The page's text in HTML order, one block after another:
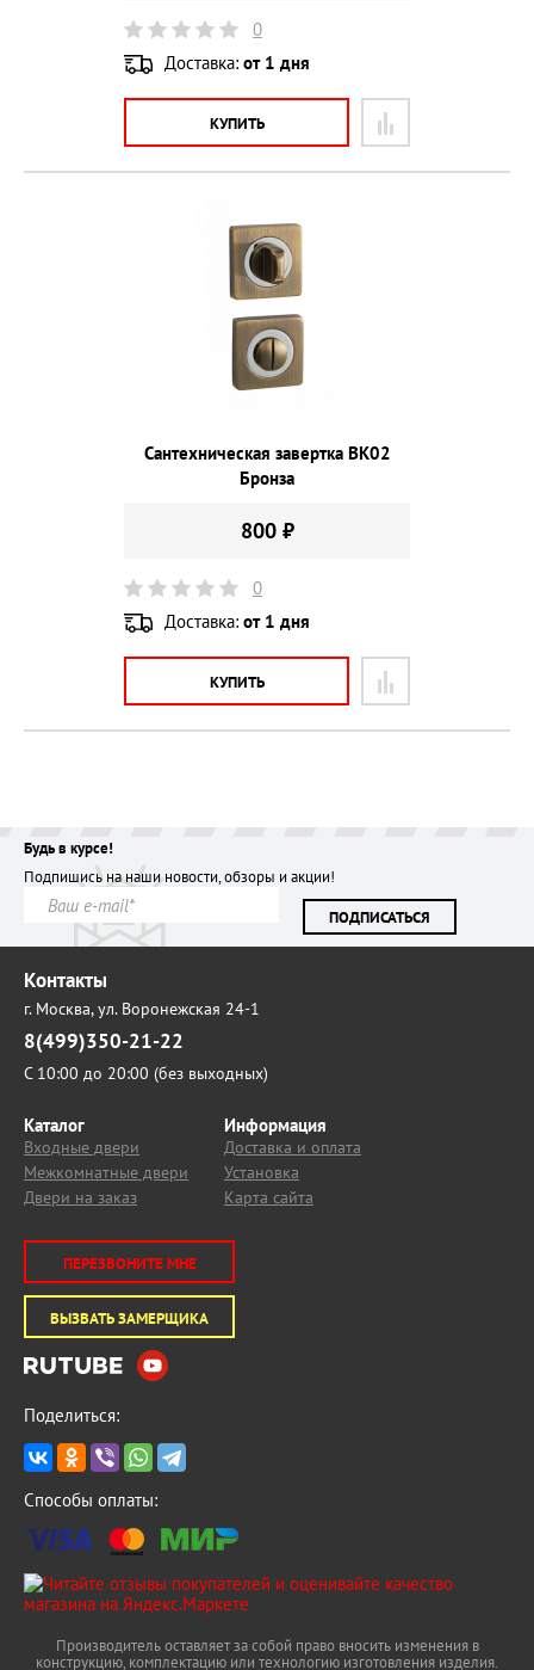
0
Доставка: от 1 дня
КУПИТЬ
Сантехническая завертка BK02
Бронза
800 ₽
0
Доставка: от 1 дня
КУПИТЬ
Будь в курсе!
Подпишись на наши новости, обзоры и акции!
ПОДПИСАТЬСЯ
Контакты
г. Москва,ул. Воронежская 24-1
8(499)350-21-22
С 10:00 до 20:00 (без выходных)
Каталог
Входные двери
Межкомнатные двери
Двери на заказ
Информация
Доставка и оплата
Установка
Карта сайта
ПЕРЕЗВОНИТЕ МНЕ
ВЫЗВАТЬ ЗАМЕРЩИКА
Поделиться:
Способы оплаты:
Производитель оставляет за собой право вносить изменения в
конструкцию, комплектацию или технологию изготовления изделия.